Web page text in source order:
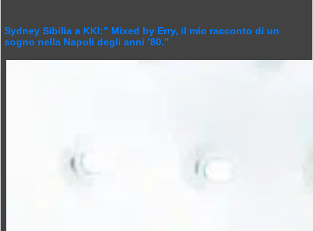
Sydney Sibilia a KKI:” Mixed by Erry, il mio racconto di un
sogno nella Napoli degli anni ’80.”